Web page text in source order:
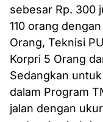
sebesar Rp. 300
110 orang
Orang, Teknisi
Korpri 5 Orang
Sedangkan
dalam Program
jalan dengan